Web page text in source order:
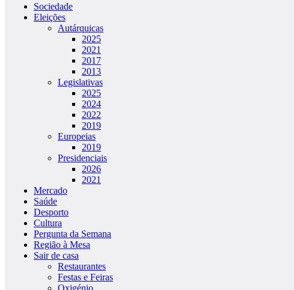
Sociedade
Eleições
Autárquicas
2025
2021
2017
2013
Legislativas
2025
2024
2022
2019
Europeias
2019
Presidenciais
2026
2021
Mercado
Saúde
Desporto
Cultura
Pergunta da Semana
Região à Mesa
Sair de casa
Restaurantes
Festas e Feiras
Oxigénio